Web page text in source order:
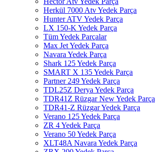
Herkül 7000 Atv Yedek Parça
Hunter ATV Yedek Parça
LX 150-K Yedek Parça
Tüm Yedek Parçalar
Max Jet Yedek Parça
Navara Yedek Parça
Shark 125 Yedek Parça
SMART X 135 Yedek Parça
Partner 249 Yedek Parça
TDL25Z Derya Yedek Parça
TDR41Z Rüzgar New Yedek Parça
TDR41-Z Rüzgar Yedek Parça
Verano 125 Yedek Parça
ZR 4 Yedek Parça
Verano 50 Yedek Parça
XLT48A Navara Yedek Parça